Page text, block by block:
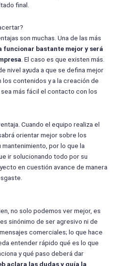
final.
son muchas. Una de las más
funcionar bastante mejor y será
. El caso es que existen más.
nivel ayuda a que se defina mejor
los contenidos y a la creación de
más fácil el contacto con los
Cuando el equipo realiza el
orientar mejor sobre los
por lo que la
ir solucionando todo por su
en cuestión avance de manera
no solo podemos ver mejor, es
sinónimo de ser agresivo ni de
comerciales; lo que hace
entender rápido qué es lo que
y qué paso deberá dar
aclara las dudas y guía la